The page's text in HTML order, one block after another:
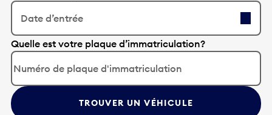
Date d’entrée
A
p
p
u
y
e
Quelle est votre plaque d’immatriculation?
TROUVER UN VÉHICULE